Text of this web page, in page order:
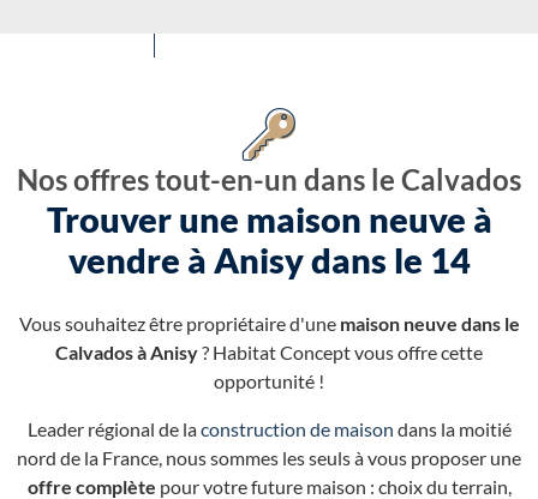
Nos offres tout-en-un dans le Calvados
Trouver une maison neuve à
vendre à Anisy dans le 14
Vous souhaitez être propriétaire d'une maison neuve dans le
Calvados à Anisy? Habitat Concept vous offre cette
opportunité !
Leader régional de laconstruction de maison dans la moitié
nord de la France, nous sommes les seuls à vous proposer une
offre complète pour votre future maison : choix du terrain,